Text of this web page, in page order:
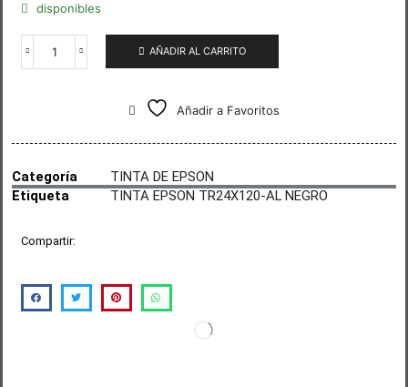
disponibles
AÑADIR AL CARRITO
Añadir a Favoritos
Categoría
TINTA DE EPSON
Etiqueta
TINTA EPSON TR24X120-AL NEGRO
Compartir: